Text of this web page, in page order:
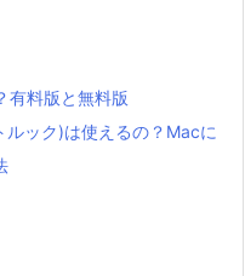
有料版と無料版
ック)は使えるの？Macに